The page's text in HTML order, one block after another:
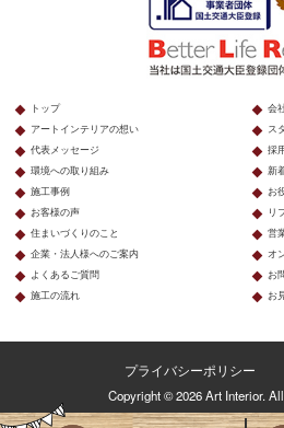
トップ
アートインテリアの想い
代表メッセージ
環境への取り組み
施工事例
お客様の声
住まいづくりのこと
企業・法人様へのご案内
よくあるご質問
施工の流れ
会
ス
採
新
お
リ
営
オ
お
お
プライバシーポリシー
Copyright © 2026 Art Interior.